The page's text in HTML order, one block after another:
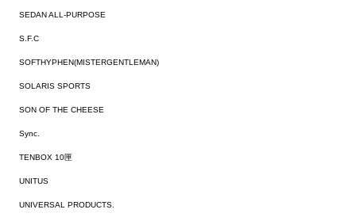
SEDAN ALL-PURPOSE
S.F.C
SOFTHYPHEN(MISTERGENTLEMAN)
SOLARIS SPORTS
SON OF THE CHEESE
Sync.
TENBOX 10匣
UNITUS
UNIVERSAL PRODUCTS.